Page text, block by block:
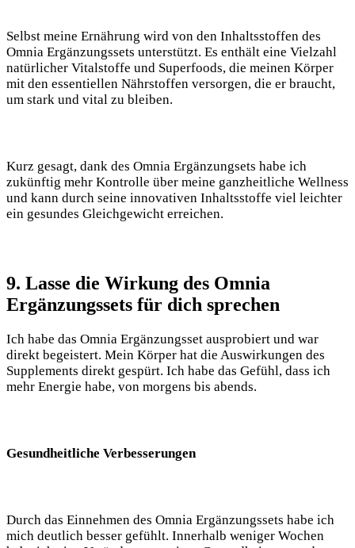
Selbst meine Ernährung wird von den Inhaltsstoffen des
Omnia Ergänzungssets unterstützt. Es enthält eine Vielzahl
natürlicher Vitalstoffe und Superfoods, die meinen Körper
mit den essentiellen Nährstoffen versorgen, die er braucht,
um stark und vital zu bleiben.
Kurz gesagt, dank des Omnia Ergänzungsets habe ich
zukünftig mehr Kontrolle über meine ganzheitliche Wellness
und kann durch seine innovativen Inhaltsstoffe viel leichter
ein gesundes Gleichgewicht erreichen.
9. Lasse die Wirkung des Omnia
Ergänzungssets für dich sprechen
Ich habe das Omnia Ergänzungsset ausprobiert und war
direkt begeistert. Mein Körper hat die Auswirkungen des
Supplements direkt gespürt. Ich habe das Gefühl, dass ich
mehr Energie habe, von morgens bis abends.
Gesundheitliche Verbesserungen
Durch das Einnehmen des Omnia Ergänzungssets habe ich
mich deutlich besser gefühlt. Innerhalb weniger Wochen